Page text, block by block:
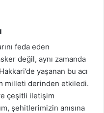
feda eden
değil, aynı zamanda
yaşanan bu acı
milleti derinden etkiledi.
çeşitli iletişim
şehitlerimizin anısına